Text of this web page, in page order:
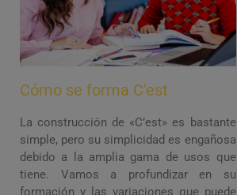
Cómo se forma C'est
La construcción de «C’est» es bastante
simple, pero su simplicidad es engañosa
debido a la amplia gama de usos que
tiene. Vamos a profundizar en su
formación y las variaciones que puede